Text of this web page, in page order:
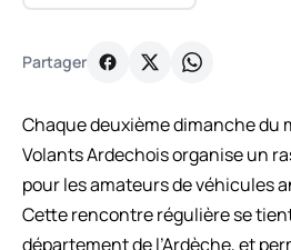
Partager
Chaque deuxième dimanche du
Volants Ardechois organise un
pour les amateurs de véhicules
Cette rencontre régulière se
département de l’Ardèche, et